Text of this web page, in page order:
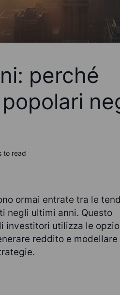
perché
to read
ormai entrate tra le
negli ultimi anni. Questo
investitori utilizza le
reddito e modellare